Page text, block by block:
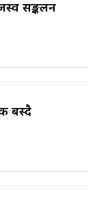
सङ्कलन
बस्दै